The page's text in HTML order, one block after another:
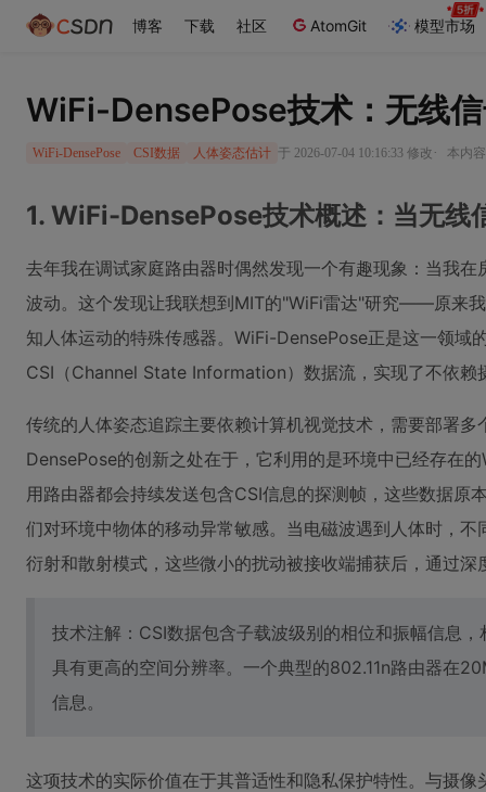
博客 下载 社区 AtomGit 模型市场
WiFi-DensePose技术：无线
WiFi-DensePose CSI数据 人体姿态估计 于 2026-07-04 10:16:33 修改 · 本内
1. WiFi-DensePose技术概述：当无线
去年我在调试家庭路由器时偶然发现一个有趣现象：当我
波动。这个发现让我联想到MIT的"WiFi雷达"研究——原来
知人体运动的特殊传感器。WiFi-DensePose正是这一领域
CSI（Channel State Information）数据流，实现了不依赖
传统的人体姿态追踪主要依赖计算机视觉技术，需要部署
DensePose的创新之处在于，它利用的是环境中已经存在
用路由器都会持续发送包含CSI信息的探测帧，这些数据原
们对环境中物体的移动异常敏感。当电磁波遇到人体时，
衍射和散射模式，这些微小的扰动被接收端捕获后，通过
技术注解：CSI数据包含子载波级别的相位和振幅信息
具有更高的空间分辨率。一个典型的802.11n路由器在
信息。
这项技术的实际价值在于其普适性和隐私保护特性。与摄